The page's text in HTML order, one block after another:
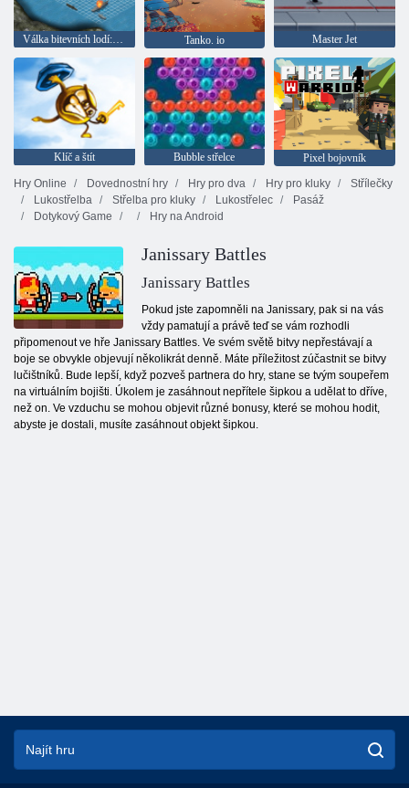
Válka bitevních lodí: Multiplayer Tanko. io Master Jet
Klíč a štít Bubble střelce
Pixel bojovník
Hry Online
Dovednostní hry Hry pro dva Hry pro kluky
Střílečky
Lukostřelba
Střelba pro kluky Lukostřelec
Pasáž
Dotykový Game
Hry na Android
Janissary Battles
Janissary Battles
Pokud jste zapomněli na Janissary, pak si na vás
vždy pamatují a právě teď se vám rozhodli
připomenout ve hře Janissary Battles. Ve svém světě bitvy nepřestávají a
boje se obvykle objevují několikrát denně. Máte příležitost zúčastnit se bitvy
lučištníků. Bude lepší, když pozveš partnera do hry, stane se tvým soupeřem
na virtuálním bojišti. Úkolem je zasáhnout nepřítele šipkou a udělat to dříve,
než on. Ve vzduchu se mohou objevit různé bonusy, které se mohou hodit,
abyste je dostali, musíte zasáhnout objekt šipkou.